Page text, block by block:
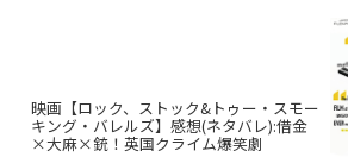
映画【ロック、ストック&トゥー・スモー
キング・バレルズ】感想(ネタバレ):借金
×大麻×銃！英国クライム爆笑劇